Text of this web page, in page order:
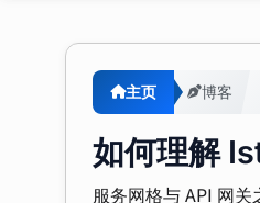
主页 博客
如何理解
服务网格与 API 网